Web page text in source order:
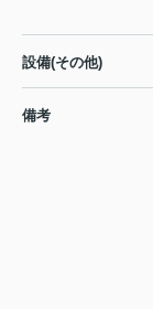
設備(その他)
備考